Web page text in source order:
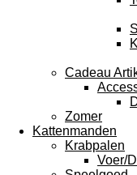
Cadeau
Zomer
Kattenmanden
Krabpalen
Voer/